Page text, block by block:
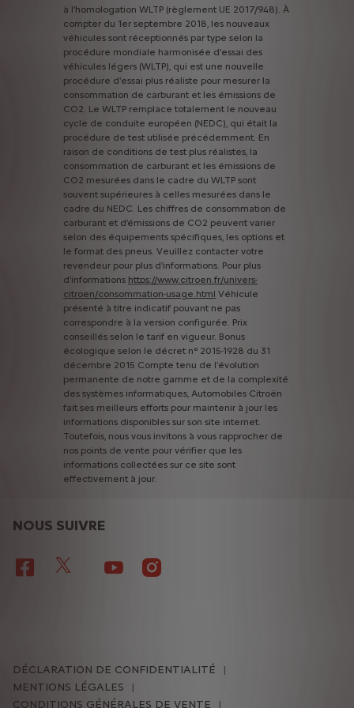
à l'homologation WLTP (règlement UE 2017/948). À
compter du 1er septembre 2018, les nouveaux
véhicules sont réceptionnés par type selon la
procédure mondiale harmonisée d'essai des
véhicules légers (WLTP), qui est une nouvelle
procédure d'essai plus réaliste pour mesurer la
consommation de carburant et les émissions de
CO2. Le WLTP remplace totalement le nouveau
cycle de conduite européen (NEDC), qui était la
procédure de test utilisée précédemment. En
raison de conditions de test plus réalistes, la
consommation de carburant et les émissions de
CO2 mesurées dans le cadre du WLTP sont
souvent supérieures à celles mesurées dans le
cadre du NEDC. Les chiffres de consommation de
carburant et d’émissions de CO2 peuvent varier
selon des équipements spécifiques, les options et
le format des pneus. Veuillez contacter votre
revendeur pour plus d'informations. Pour plus
d'informations https://www.citroen.fr/univers-
citroen/consommation-usage.html Véhicule
présenté à titre indicatif pouvant ne pas
correspondre à la version configurée. Prix
conseillés selon le tarif en vigueur. Bonus
écologique selon le décret n° 2015-1928 du 31
décembre 2015 Compte tenu de l'évolution
permanente de notre gamme et de la complexité
des systèmes informatiques, Automobiles Citroën
fait ses meilleurs efforts pour maintenir à jour les
informations disponibles sur son site internet.
Toutefois, nous vous invitons à vous rapprocher de
nos points de vente pour vérifier que les
informations collectées sur ce site sont
effectivement à jour.
NOUS SUIVRE
DÉCLARATION DE CONFIDENTIALITÉ
MENTIONS LÉGALES
CONDITIONS GÉNÉRALES DE VENTE